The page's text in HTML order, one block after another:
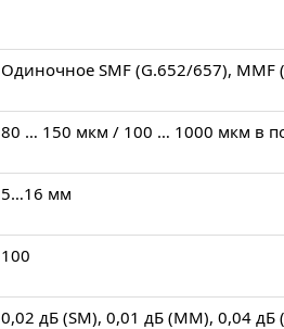
Одиночное SMF (G.652/657), MMF
80 … 150 мкм / 100 … 1000 мкм в
5…16 мм
100
0,02 дБ (SM), 0,01 дБ (MM), 0,04 дБ